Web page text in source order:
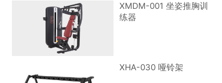
XMDM-001 坐姿推胸训
练器
XHA-030 哑铃架